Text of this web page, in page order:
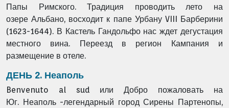
Папы Римского. Традиция проводить лето на
озереАльбано, восходит к папе Урбану VIII Барберини
(1623-1644). В Кастель Гандольфо нас ждет дегустация
местного вина. Переезд в регион Кампания и
размещение в отеле.
ДЕНЬ 2. Неаполь
Benvenuto al sud или Добро пожаловать на
Юг. Неаполь -легендарный город Сирены Партенопы,